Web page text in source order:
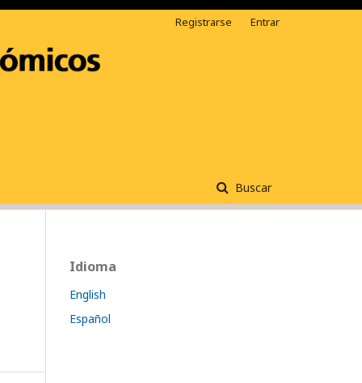
Buscar
Registrarse Entrar
Idioma
English
Español